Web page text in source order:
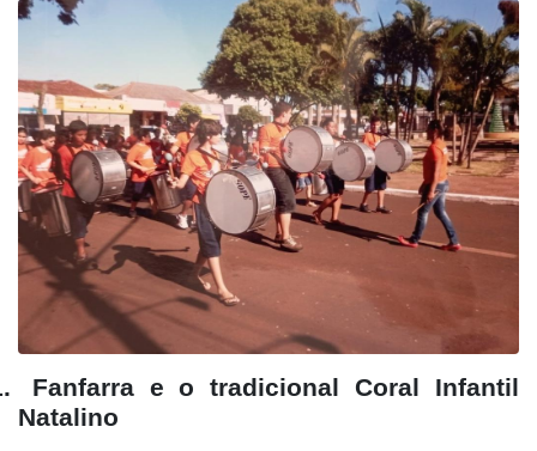
Fanfarra e o tradicional Coral Infantil
Natalino